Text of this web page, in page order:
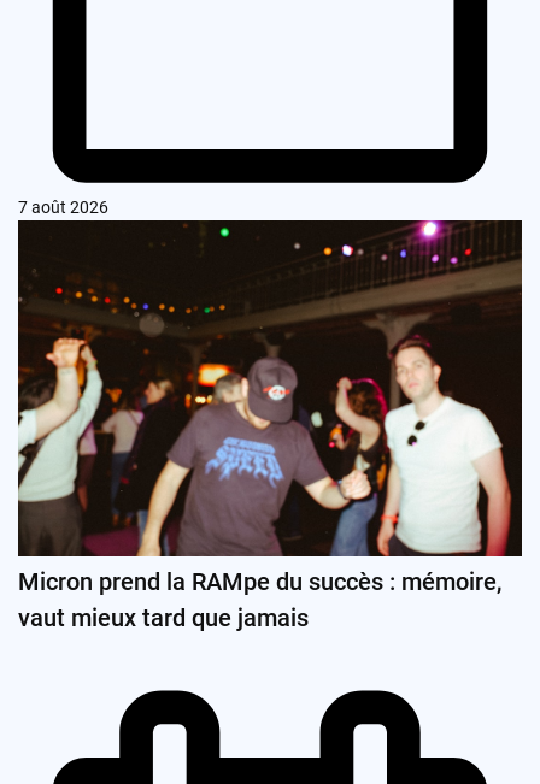
7 août 2026
Micron prend la RAMpe du succès : mémoire,
vaut mieux tard que jamais